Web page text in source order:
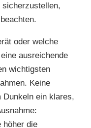
oder welche
ausreichende
wichtigsten
Keine
Dunkeln ein klares,
höher die